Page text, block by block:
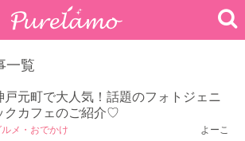
一覧
戸元町で大人気！話題のフォトジェニ
クカフェのご紹介♡
ルメ・おでかけ よーこ